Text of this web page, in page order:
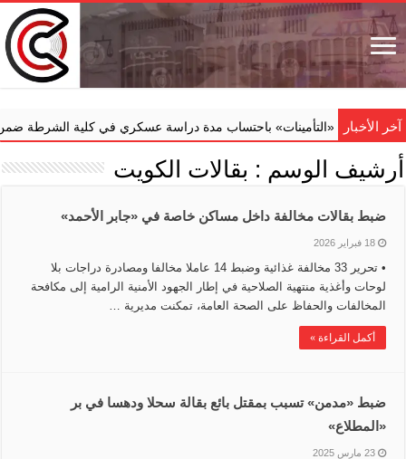
آخر الأخبار
‏«التأمينات» باحتساب مدة دراسة عسكري في كلية الشرطة ضمن خدمته
أرشيف الوسم : بقالات الكويت
ضبط بقالات مخالفة داخل مساكن خاصة في «جابر الأحمد»
18 فبراير 2026
• تحرير 33 مخالفة غذائية وضبط 14 عاملا مخالفا ومصادرة دراجات بلا
لوحات وأغذية منتهية الصلاحية في إطار الجهود الأمنية الرامية إلى مكافحة
المخالفات والحفاظ على الصحة العامة، تمكنت مديرية …
أكمل القراءة »
ضبط «مدمن» تسبب بمقتل بائع بقالة سحلا ودهسا في بر
«المطلاع»
23 مارس 2025